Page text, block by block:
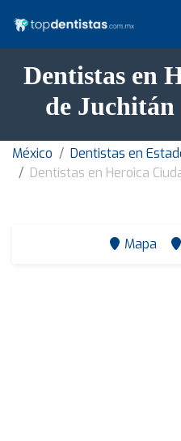
Dentistas en
de Juchitán
México
Dentistas en
Dentistas en Heroica
Mapa